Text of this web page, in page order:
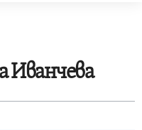
Иванчева